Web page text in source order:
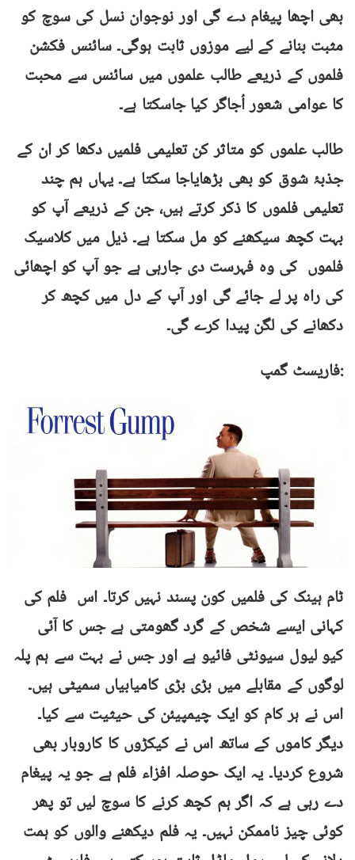
بھی اچھا پیغام دے گی اور نوجوان نسل کی سوچ کو
مثبت بنانے کے لیے موزوں ثابت ہوگی۔ سائنس فکشن
فلموں کے ذریعے طالب علموں میں سائنس سے محبت
کا عوامی شعور اُجاگر کیا جاسکتا ہے۔
طالب علموں کو متاثر کن تعلیمی فلمیں دکھا کر ان کے
جذبۂ شوق کو بھی بڑھایاجا سکتا ہے۔ یہاں ہم چند
تعلیمی فلموں کا ذکر کرتے ہیں، جن کے ذریعے آپ کو
بہت کچھ سیکھنے کو مل سکتا ہے۔ ذیل میں کلاسیک
فلموں کی وہ فہرست دی جارہی ہے جو آپ کو اچھائی
کی راہ پر لے جائے گی اور آپ کے دل میں کچھ کر
دکھانے کی لگن پیدا کرے گی۔
فاریسٹ گمپ:
ٹام ہینک کی فلمیں کون پسند نہیں کرتا۔ اس فلم کی
کہانی ایسے شخص کے گرد گھومتی ہے جس کا آئی
کیو لیول سیونٹی فائیو ہے اور جس نے بہت سے ہم پلہ
لوگوں کے مقابلے میں بڑی بڑی کامیابیاں سمیٹی ہیں۔
اس نے ہر کام کو ایک چیمپیئن کی حیثیت سے کیا۔
دیگر کاموں کے ساتھ اس نے کیکڑوں کا کاروبار بھی
شروع کردیا۔ یہ ایک حوصلہ افزاء فلم ہے جو یہ پیغام
دے رہی ہے کہ اگر ہم کچھ کرنے کا سوچ لیں تو پھر
کوئی چیز ناممکن نہیں۔ یہ فلم دیکھنے والوں کو ہمت